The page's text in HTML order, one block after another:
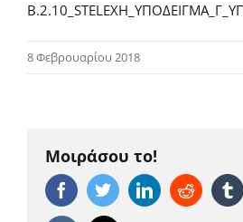
8 Φεβρουαρίου 2018
Μοιράσου το!
FacebookTwitterLinkedinReddit